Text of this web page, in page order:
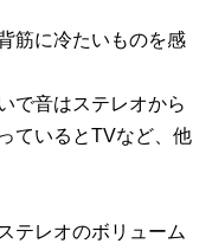
筋に冷たいものを感
で音はステレオから
ているとTVなど、他
テレオのボリューム